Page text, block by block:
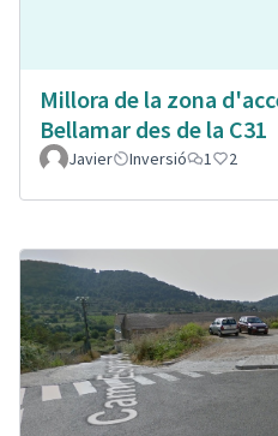
Millora de la zona
Bellamar des de la C31
Javier Inversió 1 2